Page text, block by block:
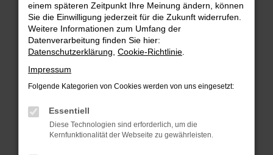
FAHRZEUGBESTAND
Bei Neuwagen Autoland finden Sie eine große
Auswahl an Marken und Modellen.
FEHLER: NETWORK
ERROR
einem späteren Zeitpunkt Ihre Meinung ändern, können
Sie die Einwilligung jederzeit für die Zukunft widerrufen.
Weitere Informationen zum Umfang der
Datenverarbeitung finden Sie hier:
Datenschutzerklärung Cookie-Richtlinie
Impressum
Folgende Kategorien von Cookies werden von uns eingesetzt:
Essentiell
Diese Technologien sind erforderlich, um die
Kernfunktionalität der Webseite zu gewährleisten.